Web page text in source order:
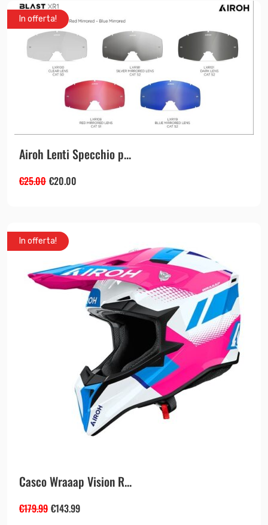
In offerta!
Airoh Lenti Specchio p...
€25.00 €20.00
In offerta!
Casco Wraaap Vision R...
€179.99 €143.99